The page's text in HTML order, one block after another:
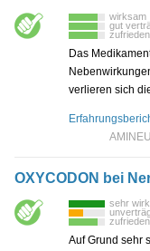
wirksam
gut
zufrieden
Das
verlieren sich
OXYCODON bei
sehr
zufrieden
Auf Grund sehr